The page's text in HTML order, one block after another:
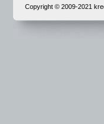
Copyright © 2009-2021